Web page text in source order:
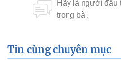
Tin cùng chuyên mục